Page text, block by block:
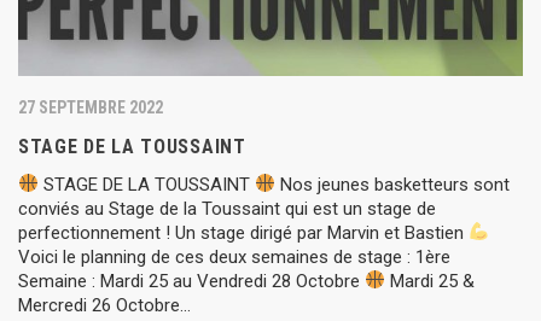
27 SEPTEMBRE 2022
STAGE DE LA TOUSSAINT
STAGE DE LA TOUSSAINT
Nos jeunes basketteurs sont
conviés au Stage de la Toussaint qui est un stage de
perfectionnement ! Un stage dirigé par Marvin et Bastien
Voici le planning de ces deux semaines de stage : 1ère
Semaine : Mardi 25 au Vendredi 28 Octobre
Mardi 25 &
Mercredi 26 Octobre...